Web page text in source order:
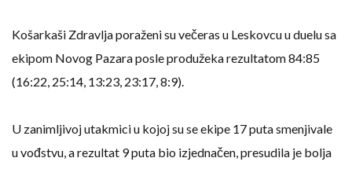
Košarkaši Zdravlja poraženi su večeras u Leskovcu u duelu sa
ekipom Novog Pazara posle produžeka rezultatom 84:85
(16:22, 25:14, 13:23, 23:17, 8:9).
U zanimljivoj utakmici u kojoj su se ekipe 17 puta smenjivale
u vođstvu, a rezultat 9 puta bio izjednačen, presudila je bolja